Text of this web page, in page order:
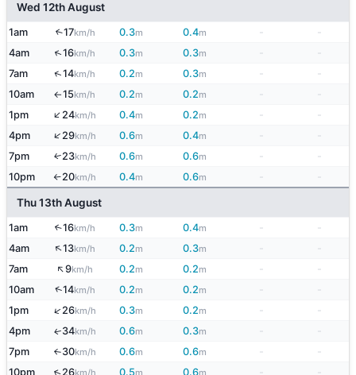
Wed 12th August
1am ↑17km/h 0.3m 0.4m -
-
4am
↑16km/h 0.3m 0.3m
7am
↑14km/h 0.2m 0.3m -
-
10am
↑15km/h 0.2m 0.2m
1pm
↑24km/h 0.4m 0.2m -
-
4pm
↑29km/h 0.6m 0.4m
7pm
↑23km/h 0.6m 0.6m -
-
10pm
↑20km/h 0.4m 0.6m
Thu 13th August
1am ↑16km/h 0.3m 0.4m -
-
4am
↑13km/h 0.2m 0.3m
7am
↑9km/h 0.2m 0.2m -
-
10am
↑14km/h 0.2m 0.2m
1pm
↑26km/h 0.3m 0.2m -
-
4pm
↑34km/h 0.6m 0.3m
7pm
↑30km/h 0.6m 0.6m -
-
10pm
↑26km/h 0.5m 0.6m